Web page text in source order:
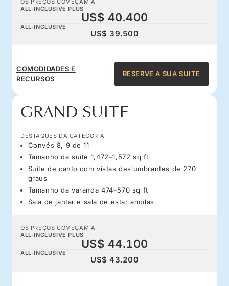
ALL-INCLUSIVE PLUS
US$ 40.400
ALL-INCLUSIVE
US$ 39.500
COMODIDADES E
RECURSOS
RESERVE A SUA SUITE
GRAND SUITE
DESTAQUES DA CATEGORIA
Convés 8, 9 de 11
Tamanho da suíte 1,472–1,572 sq ft
Suíte de canto com vistas deslumbrantes de 270
graus
Tamanho da varanda 474–570 sq ft
Sala de jantar e sala de estar amplas
OS PREÇOS COMEÇAM A
ALL-INCLUSIVE PLUS
US$ 44.100
ALL-INCLUSIVE
US$ 43.200